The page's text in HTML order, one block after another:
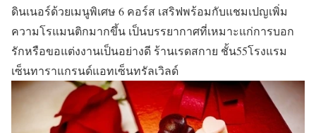
ดินเนอร์ด้วยเมนูพิเศษ 6 คอร์ส เสริฟพร้อมกับแชมเปญเพิ่ม
ความโรแมนติกมากขึ้น เป็นบรรยากาศที่เหมาะแก่การบอก
รักหรือขอแต่งงานเป็นอย่างดี ร้านเรดสกาย ชั้น55โรงแรม
เซ็นทาราแกรนด์แอทเซ็นทรัลเวิลด์